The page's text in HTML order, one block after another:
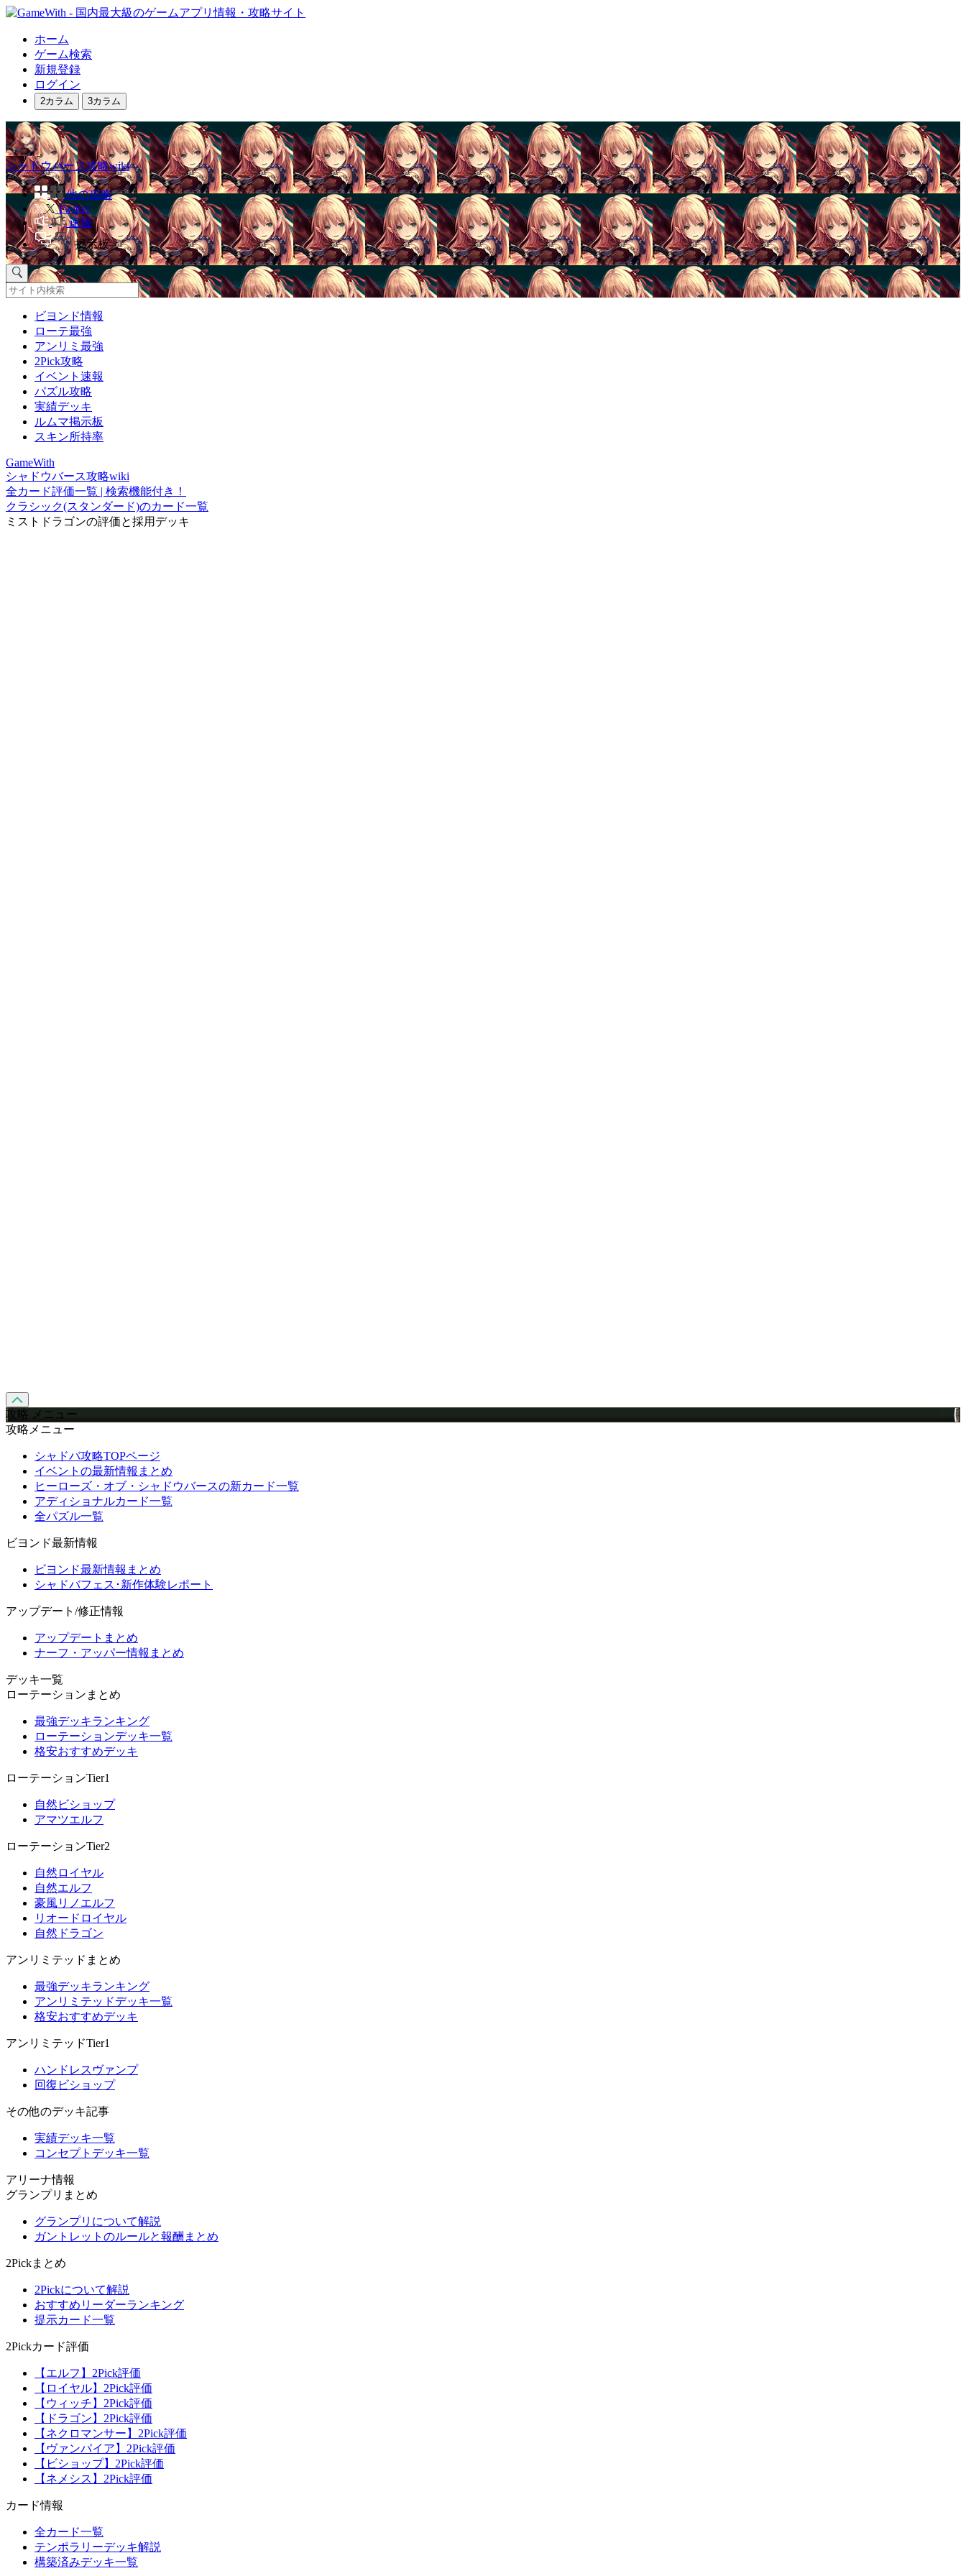
ホーム
ゲーム検索
新規登録
ログイン
2カラム 3カラム
シャドウバース攻略wiki
他の攻略
Twitter
速報
掲示板
ビヨンド情報
ローテ最強
アンリミ最強
2Pick攻略
イベント速報
パズル攻略
実績デッキ
ルムマ掲示板
スキン所持率
GameWith
シャドウバース攻略wiki
全カード評価一覧 | 検索機能付き！
クラシック(スタンダード)のカード一覧
ミストドラゴンの評価と採用デッキ
攻略 メニュー
攻略メニュー
シャドバ攻略TOPページ
イベントの最新情報まとめ
ヒーローズ・オブ・シャドウバースの新カード一覧
アディショナルカード一覧
全パズル一覧
ビヨンド最新情報
ビヨンド最新情報まとめ
シャドバフェス･新作体験レポート
アップデート/修正情報
アップデートまとめ
ナーフ・アッパー情報まとめ
デッキ一覧
ローテーションまとめ
最強デッキランキング
ローテーションデッキ一覧
格安おすすめデッキ
ローテーションTier1
自然ビショップ
アマツエルフ
ローテーションTier2
自然ロイヤル
自然エルフ
豪風リノエルフ
リオードロイヤル
自然ドラゴン
アンリミテッドまとめ
最強デッキランキング
アンリミテッドデッキ一覧
格安おすすめデッキ
アンリミテッドTier1
ハンドレスヴァンプ
回復ビショップ
その他のデッキ記事
実績デッキ一覧
コンセプトデッキ一覧
アリーナ情報
グランプリまとめ
グランプリについて解説
ガントレットのルールと報酬まとめ
2Pickまとめ
2Pickについて解説
おすすめリーダーランキング
提示カード一覧
2Pickカード評価
【エルフ】2Pick評価
【ロイヤル】2Pick評価
【ウィッチ】2Pick評価
【ドラゴン】2Pick評価
【ネクロマンサー】2Pick評価
【ヴァンパイア】2Pick評価
【ビショップ】2Pick評価
【ネメシス】2Pick評価
カード情報
全カード一覧
テンポラリーデッキ解説
構築済みデッキ一覧